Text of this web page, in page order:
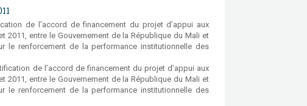
de l’accord de financement du projet d’appui aux
2011, entre le Gouvernement de la République du Mali et
le renforcement de la performance institutionnelle des
de l’accord de financement du projet d’appui aux
2011, entre le Gouvernement de la République du Mali et
le renforcement de la performance institutionnelle des